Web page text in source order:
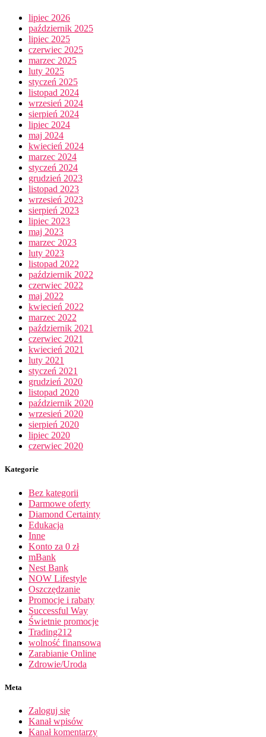
lipiec 2026
październik 2025
lipiec 2025
czerwiec 2025
marzec 2025
luty 2025
styczeń 2025
listopad 2024
wrzesień 2024
sierpień 2024
lipiec 2024
maj 2024
kwiecień 2024
marzec 2024
styczeń 2024
grudzień 2023
listopad 2023
wrzesień 2023
sierpień 2023
lipiec 2023
maj 2023
marzec 2023
luty 2023
listopad 2022
październik 2022
czerwiec 2022
maj 2022
kwiecień 2022
marzec 2022
październik 2021
czerwiec 2021
kwiecień 2021
luty 2021
styczeń 2021
grudzień 2020
listopad 2020
październik 2020
wrzesień 2020
sierpień 2020
lipiec 2020
czerwiec 2020
Kategorie
Bez kategorii
Darmowe oferty
Diamond Certainty
Edukacja
Inne
Konto za 0 zł
mBank
Nest Bank
NOW Lifestyle
Oszczędzanie
Promocje i rabaty
Successful Way
Świetnie promocje
Trading212
wolność finansowa
Zarabianie Online
Zdrowie/Uroda
Meta
Zaloguj się
Kanał wpisów
Kanał komentarzy